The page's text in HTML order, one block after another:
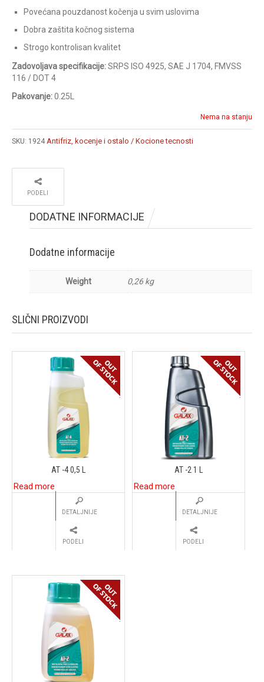
Povećana pouzdanost kočenja u svim uslovima
Dobra zaštita kočnog sistema
Strogo kontrolisan kvalitet
Zadovoljava specifikacije:SRPS ISO 4925, SAE J 1704, FMVSS
116 / DOT 4
Pakovanje:0.25L
Nema na stanju
SKU: 1924 Antifriz, kocenje i ostalo / Kocione tecnosti
PODELI
DODATNE INFORMACIJE
Dodatne informacije
Weight 0,26 kg
SLIČNI PROIZVODI
AT -4 0,5 L
Read more
DETALJNIJE
PODELI
AT -2 1 L
Read more
DETALJNIJE
PODELI